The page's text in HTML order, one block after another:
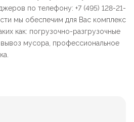
по телефону: +7 (495) 128-21-
мы обеспечим для Вас комплекс
как: погрузочно-разгрузочные
мусора, профессиональное